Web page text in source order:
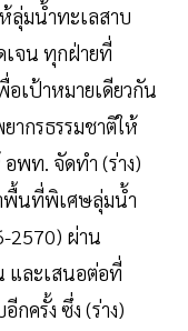
ลุ่มน้ำทะเลสาบ
เจน ทุกฝ่ายที่
อเป้าหมายเดียวกัน
ากรธรรมชาติให้
อพท. จัดทำ (ร่าง)
พื้นที่พิเศษลุ่มน้ำ
2570) ผ่าน
และเสนอต่อที่
ครั้ง ซึ่ง (ร่าง)